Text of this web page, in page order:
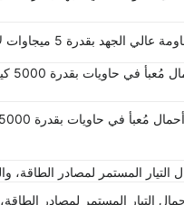
بقدرة 5 ميجاوات لاختبار الطاقة والمولدات
التيار المستمر لمصادر